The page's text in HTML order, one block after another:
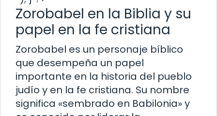
Zorobabel en la Biblia y su
papel en la fe cristiana
Zorobabel es un personaje bíblico
que desempeña un papel
importante en la historia del pueblo
judío y en la fe cristiana. Su nombre
significa «sembrado en Babilonia» y